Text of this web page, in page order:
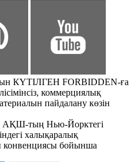
КҮТІЛГЕН FORBIDDEN-ға
коммерциялық
пайдалану көзін
АҚШ-тың Нью-Йорктегі
халықаралық
конвенциясы бойынша